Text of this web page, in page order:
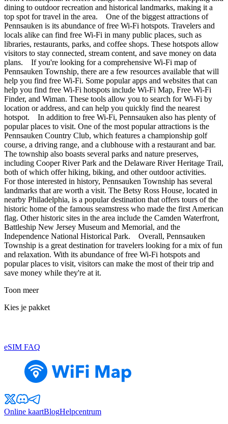
dining to outdoor recreation and historical landmarks, making it a
top spot for travel in the area. One of the biggest attractions of
Pennsauken is its abundance of free Wi-Fi hotspots. Travelers and
locals alike can find free Wi-Fi in many public places, such as
libraries, restaurants, parks, and coffee shops. These hotspots allow
visitors to stay connected, stream content, and save money on data
plans. If you're looking for a comprehensive Wi-Fi map of
Pennsauken Township, there are a few resources available that will
help you find free Wi-Fi. Some popular apps and websites that can
help you find free Wi-Fi hotspots include Wi-Fi Map, Free Wi-Fi
Finder, and Wiman. These tools allow you to search for Wi-Fi by
location or address, and can help you quickly find the nearest
hotspot. In addition to free Wi-Fi, Pennsauken also has plenty of
popular places to visit. One of the most popular attractions is the
Pennsauken Country Club, which features a championship golf
course, a driving range, and a clubhouse with a restaurant and bar.
The township also boasts several parks and nature preserves,
including Cooper River Park and the Delaware River Heritage Trail,
both of which offer hiking, biking, and other outdoor activities.
For those interested in history, Pennsauken Township has several
landmarks that are worth a visit. The Betsy Ross House, located in
nearby Philadelphia, is a popular destination that offers tours of the
historic home of the famous seamstress who made the first American
flag. Other historic sites in the area include the Camden Waterfront,
Battleship New Jersey Museum and Memorial, and the
Independence National Historical Park. Overall, Pennsauken
Township is a great destination for travelers looking for a mix of fun
and relaxation. With its abundance of free Wi-Fi hotspots and
popular places to visit, visitors can make the most of their trip and
save money while they're at it.
Toon meer
Kies je pakket
eSIM FAQ
Online kaartBlogHelpcentrum